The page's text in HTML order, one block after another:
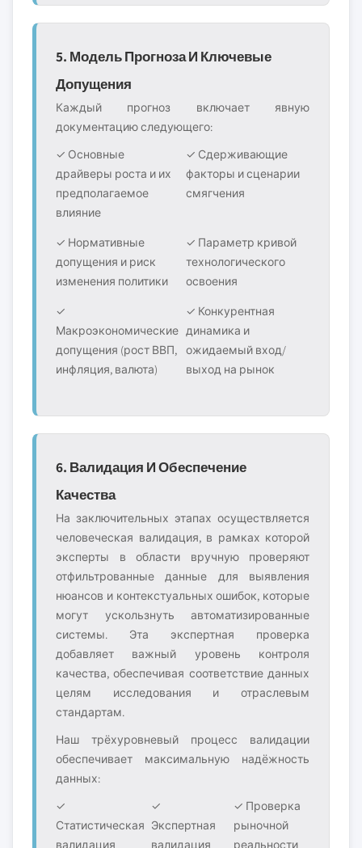
5. Модель Прогноза И Ключевые
Допущения
Каждый прогноз включает явную
документацию следующего:
✓ Основные
драйверы роста и их
предполагаемое
влияние
✓ Сдерживающие
факторы и сценарии
смягчения
✓ Нормативные
допущения и риск
изменения политики
✓ Параметр кривой
технологического
освоения
✓
Макроэкономические
допущения (рост ВВП,
инфляция, валюта)
✓ Конкурентная
динамика и
ожидаемый вход/
выход на рынок
6. Валидация И Обеспечение
Качества
На заключительных этапах осуществляется
человеческая валидация, в рамках которой
эксперты в области вручную проверяют
отфильтрованные данные для выявления
нюансов и контекстуальных ошибок, которые
могут ускользнуть автоматизированные
системы. Эта экспертная проверка
добавляет важный уровень контроля
качества, обеспечивая соответствие данных
целям исследования и отраслевым
стандартам.
Наш трёхуровневый процесс валидации
обеспечивает максимальную надёжность
данных:
✓
Статистическая
✓
Экспертная
✓ Проверка
рыночной